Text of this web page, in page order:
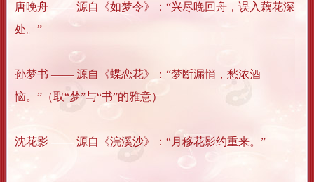
唐晚舟 —— 源自《如梦令》：“兴尽晚回舟，误入藕花深
处。”
孙梦书 —— 源自《蝶恋花》：“梦断漏悄，愁浓酒
恼。”（取“梦”与“书”的雅意）
沈花影 —— 源自《浣溪沙》：“月移花影约重来。”